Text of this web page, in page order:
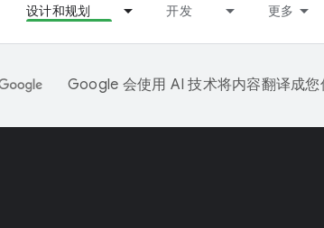
设计和规划 开发 更多
Google 会使用 AI 技术将内容翻译成您